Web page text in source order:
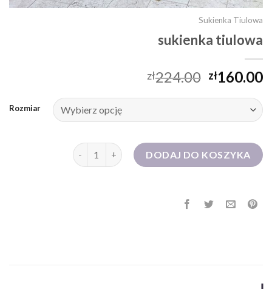
Sukienka Tiulowa
sukienka tiulowa
zł224.00 zł160.00
Rozmiar
ilość sukienka tiulowaDODAJ DO KOSZYKA